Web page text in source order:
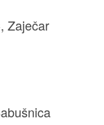
Zaječar